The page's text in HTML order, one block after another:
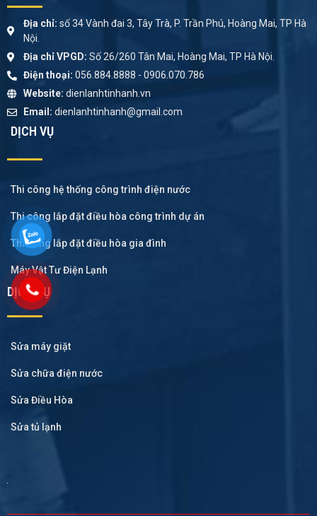
Địa chỉ: số 34 Vành đai 3, Tây Trà, P. Trần Phú, Hoàng Mai, TP Hà
Nội.
Địa chỉ VPGD: Số 26/260 Tân Mai, Hoàng Mai, TP Hà Nội.
Điện thoại: 056.884.8888 - 0906.070.786
Website: dienlanhtinhanh.vn
Email: dienlanhtinhanh@gmail.com
DỊCH VỤ
Thi công hệ thống công trình điện nước
Thi công lắp đặt điều hòa công trình dự án
Thi công lắp đặt điều hòa gia đình
Máy Vật Tư Điện Lạnh
DỊCH VỤ
Sửa máy giặt
Sửa chữa điện nước
Sửa Điều Hòa
Sửa tủ lạnh